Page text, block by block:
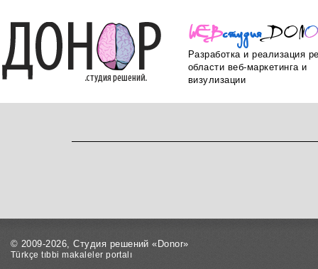
WEBстудияDON
Разработка и реализация
области веб-маркетинга и
визулизации
© 2009-2026, Студия решений «Donor»
Türkçe tıbbi makaleler portalı